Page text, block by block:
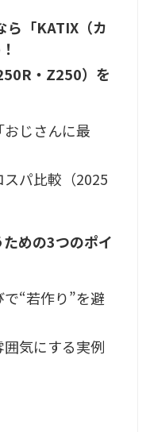
ら「KATIX（カ
・Z250）を
じさんに最
パ比較（2025
めの3つのポイ
“若作り”を避
気にする実例